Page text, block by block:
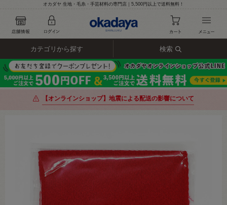
オカダヤ 生地・毛糸・手芸材料の専門店｜5,500円以上で送料無料！
カテゴリから探す 検索
【オンラインショップ】地震による配送の影響について